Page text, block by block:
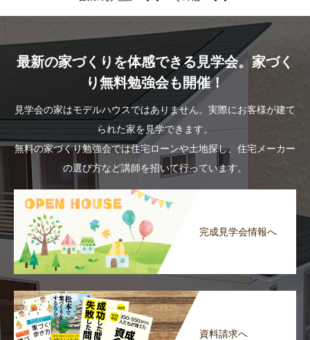
最新の家づくりを体感できる見学会。家づく
り無料勉強会も開催！
見学会の家はモデルハウスではありません。実際にお客様が建て
られた家を見学できます。
無料の家づくり勉強会では住宅ローンや土地探し、住宅メーカー
の選び方など講師を招いて行っています。
完成見学会情報へ
資料請求へ